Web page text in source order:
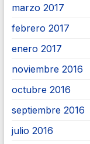
marzo 2017
febrero 2017
enero 2017
noviembre 2016
octubre 2016
septiembre 2016
julio 2016